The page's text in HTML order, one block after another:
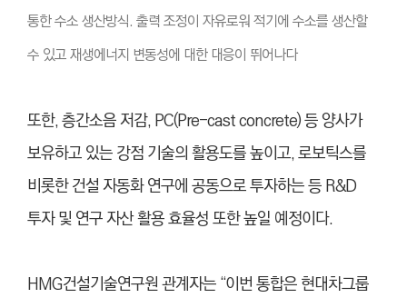
통한 수소 생산방식. 출력 조정이 자유로워 적기에 수소를 생산할
수 있고 재생에너지 변동성에 대한 대응이 뛰어나다
또한, 층간소음 저감, PC(Pre-cast concrete) 등 양사가
보유하고 있는 강점 기술의 활용도를 높이고, 로보틱스를
비롯한 건설 자동화 연구에 공동으로 투자하는 등 R&D
투자 및 연구 자산 활용 효율성 또한 높일 예정이다.
HMG건설기술연구원 관계자는 “이번 통합은 현대차그룹